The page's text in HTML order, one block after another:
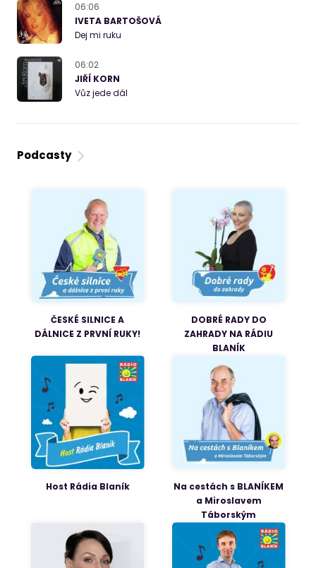
06:06
IVETA BARTOŠOVÁ
Dej mi ruku
06:02
JIŘÍ KORN
Vůz jede dál
Podcasty
ČESKÉ SILNICE A
DÁLNICE Z PRVNÍ RUKY!
DOBRÉ RADY DO
ZAHRADY NA RÁDIU
BLANÍK
Host Rádia Blaník
Na cestách s BLANÍKEM
a Miroslavem
Táborským